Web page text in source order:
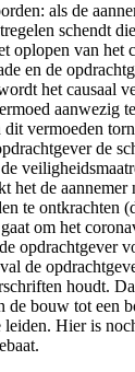
als de
schendt
oplopen van het
en de
het causaal
aanwezig
dit vermoeden
de
het de aannemer
te ontkrachten
om het
opdrachtgever
de
houdt.
de bouw tot een
leiden. Hier is